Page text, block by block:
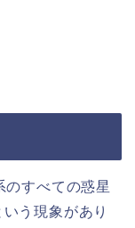
のすべての惑星
う現象があり